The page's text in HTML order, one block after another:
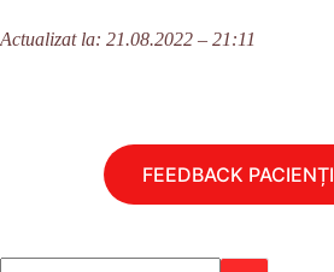
Actualizat la: 21.08.2022 – 21:11
FEEDBACK PACIENȚI